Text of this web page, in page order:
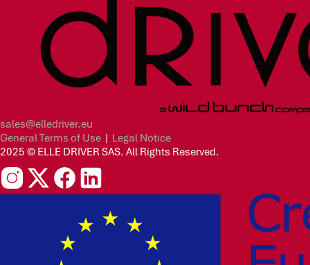
sales@elledriver.eu
General Terms of Use | Legal Notice
2025 © ELLE DRIVER SAS. All Rights Reserved.